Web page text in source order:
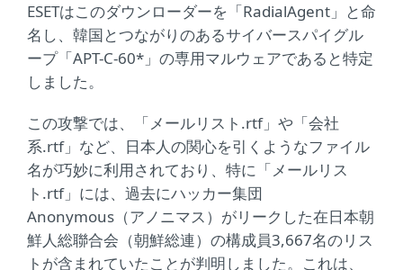
ESETはこのダウンローダーを「RadialAgent」と命
名し、韓国とつながりのあるサイバースパイグル
ープ「APT-C-60*」の専用マルウェアであると特定
しました。
この攻撃では、「メールリスト.rtf」や「会社
系.rtf」など、日本人の関心を引くようなファイル
名が巧妙に利用されており、特に「メールリス
ト.rtf」には、過去にハッカー集団
Anonymous（アノニマス）がリークした在日本朝
鮮人総聯合会（朝鮮総連）の構成員3,667名のリス
トが含まれていたことが判明しました。これは、